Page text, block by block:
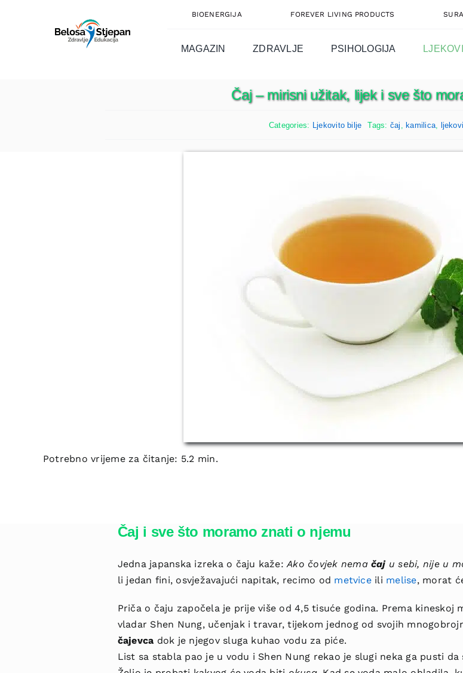
BIOENERGIJA FOREVER LIVING PRODUCTS
MAGAZIN ZDRAVLJE PSIHOLOGIJA
Čaj – mirisni užitak, lijek i sve što
Categories: Ljekovito bilje Tags: čaj ,kamilica
Potrebno vrijeme za čitanje: 5.2 min.
Čaj i sve što moramo znati o njemu
Jedna japanska izreka o čaju kaže:Ako čovjek nema čaju sebi, nije u
li jedan fini, osvježavajući napitak, recimo od metvice ili melise, morat
Priča o čaju započela je prije više od 4,5 tisuće godina. Prema kineskoj
vladar Shen Nung, učenjak i travar, tijekom jednog od svojih
čajevca dok je njegov sluga kuhao vodu za piće.
List sa stabla pao je u vodu i Shen Nung rekao je slugi neka ga pusti da